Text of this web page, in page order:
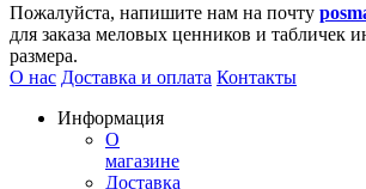
Пожалуйста, напишите нам на почту
для заказа меловых ценников и табличек
размера.
О нас Доставка и оплата Контакты
Информация
О
магазине
Доставка